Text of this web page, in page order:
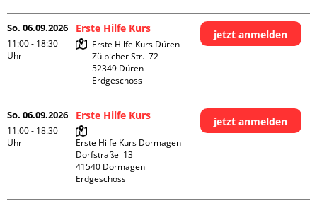
So. 06.09.2026
11:00 - 18:30
Uhr
Erste Hilfe Kurs
Erste Hilfe Kurs Düren
Zülpicher Str.  72
52349 Düren
Erdgeschoss
jetzt anmelden
So. 06.09.2026
11:00 - 18:30
Uhr
Erste Hilfe Kurs
Erste Hilfe Kurs Dormagen
Dorfstraße  13
41540 Dormagen
Erdgeschoss
jetzt anmelden